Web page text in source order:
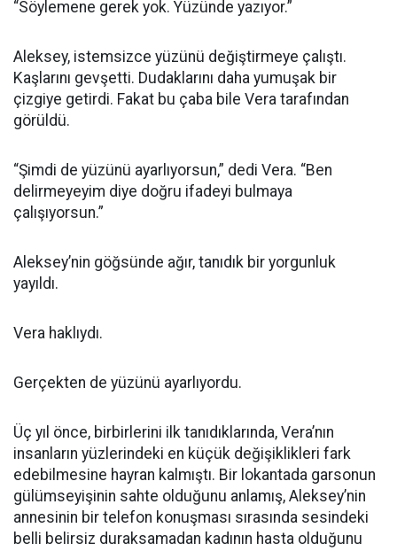
“Söylemene gerek yok. Yüzünde yazıyor.”
Aleksey, istemsizce yüzünü değiştirmeye çalıştı.
Kaşlarını gevşetti. Dudaklarını daha yumuşak bir
çizgiye getirdi. Fakat bu çaba bile Vera tarafından
görüldü.
“Şimdi de yüzünü ayarlıyorsun,” dedi Vera. “Ben
delirmeyeyim diye doğru ifadeyi bulmaya
çalışıyorsun.”
Aleksey’nin göğsünde ağır, tanıdık bir yorgunluk
yayıldı.
Vera haklıydı.
Gerçekten de yüzünü ayarlıyordu.
Üç yıl önce, birbirlerini ilk tanıdıklarında, Vera’nın
insanların yüzlerindeki en küçük değişiklikleri fark
edebilmesine hayran kalmıştı. Bir lokantada garsonun
gülümseyişinin sahte olduğunu anlamış, Aleksey’nin
annesinin bir telefon konuşması sırasında sesindeki
belli belirsiz duraksamadan kadının hasta olduğunu